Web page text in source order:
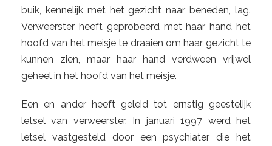
buik, kennelijk met het gezicht naar beneden, lag.
Verweerster heeft geprobeerd met haar hand het
hoofd van het meisje te draaien om haar gezicht te
kunnen zien, maar haar hand verdween vrijwel
geheel in het hoofd van het meisje.
Een en ander heeft geleid tot ernstig geestelijk
letsel van verweerster. In januari 1997 werd het
letsel vastgesteld door een psychiater die het